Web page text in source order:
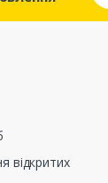
відкритих